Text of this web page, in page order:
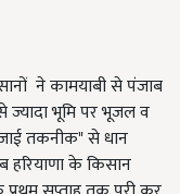
ने कामयाबी से पंजाब
भूमि पर भूजल व
तकनीक" से धान
हरियाणा के किसान